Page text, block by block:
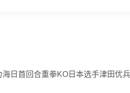
海日首回合重拳KO日本选手津田优